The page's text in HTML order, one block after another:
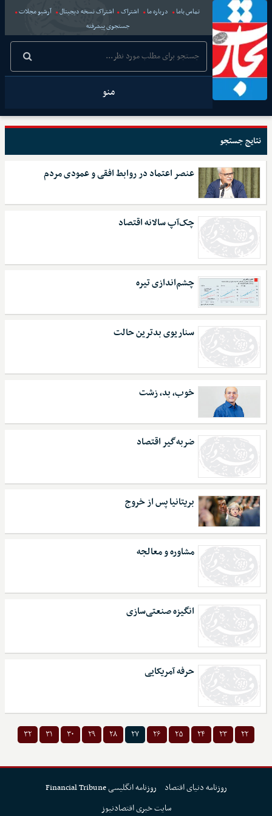
تماس باما درباره ما اشتراک اشتراک نسخه دیجیتال
آرشیو مجلات
جستجوی پیشرفته
منو
نتایج جستجو
عنصر اعتماد در روابط افقی و عمودی مردم
چک‌آپ سالانه اقتصاد
چشم‌اندازی تیره
سناریوی بدترین حالت
خوب، بد، زشت
ضربه‌گیر اقتصاد
بریتانیا پس از خروج
مشاوره و معالجه
انگیزه صنعتی‌سازی
حرفه آمریکایی
۲۲ ۲۳ ۲۴ ۲۵ ۲۶ ۲۷ ۲۸ ۲۹ ۳۰ ۳۱ ۳۲
روزنامه دنیای اقتصاد
روزنامه انگلیسی Financial Tribune
سایت خبری اقتصادنیوز